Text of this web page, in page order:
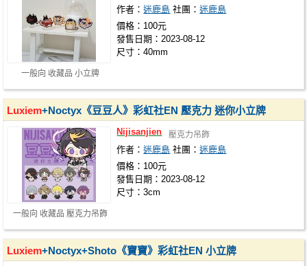
一般向 收藏品 小立牌
作者：迷鹿島 社團：迷鹿島
價格：100元
發售日期：2023-08-12
尺寸：40mm
一般向 收藏品 壓克力吊飾
Luxiem+Noctyx《豆豆人》彩虹社EN 壓克力 迷你小立牌
Nijisanjien 壓克力吊飾
作者：迷鹿島 社團：迷鹿島
價格：100元
發售日期：2023-08-12
尺寸：3cm
Luxiem+Noctyx+Shoto《寶寶》彩虹社EN 小立牌